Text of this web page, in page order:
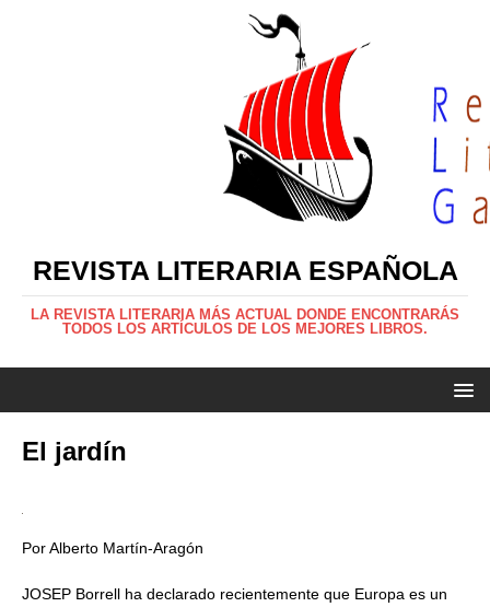
REVISTA LITERARIA ESPAÑOLA
LA REVISTA LITERARIA MÁS ACTUAL DONDE ENCONTRARÁS
TODOS LOS ARTÍCULOS DE LOS MEJORES LIBROS.
El jardín
Por Alberto Martín-Aragón
JOSEP Borrell ha declarado recientemente que Europa es un